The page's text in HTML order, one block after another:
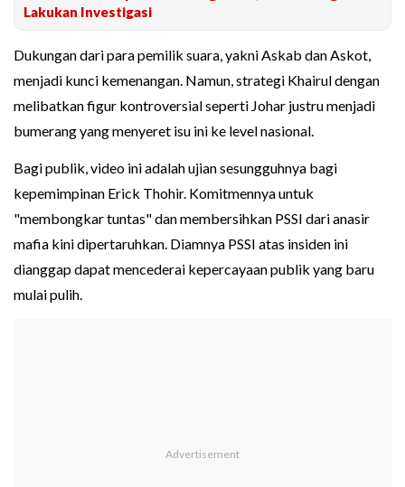
Lakukan Investigasi
Dukungan dari para pemilik suara, yakni Askab dan Askot,
menjadi kunci kemenangan. Namun, strategi Khairul dengan
melibatkan figur kontroversial seperti Johar justru menjadi
bumerang yang menyeret isu ini ke level nasional.
Bagi publik, video ini adalah ujian sesungguhnya bagi
kepemimpinan Erick Thohir. Komitmennya untuk
"membongkar tuntas" dan membersihkan PSSI dari anasir
mafia kini dipertaruhkan. Diamnya PSSI atas insiden ini
dianggap dapat mencederai kepercayaan publik yang baru
mulai pulih.